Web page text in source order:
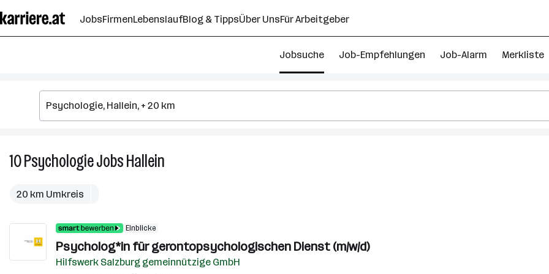
Seiteninhalt
springen
JobsFirmenLebenslaufBlog & TippsÜber UnsFür Arbeitgeber
Jobsuche Job-Empfehlungen Job-Alarm Merkliste
10PsychologieJobsHallein
20 km Umkreis
Einblicke
Psycholog*in für gerontopsychologischen Dienst (m/w/d)
Hilfswerk Salzburg gemeinnützige GmbH